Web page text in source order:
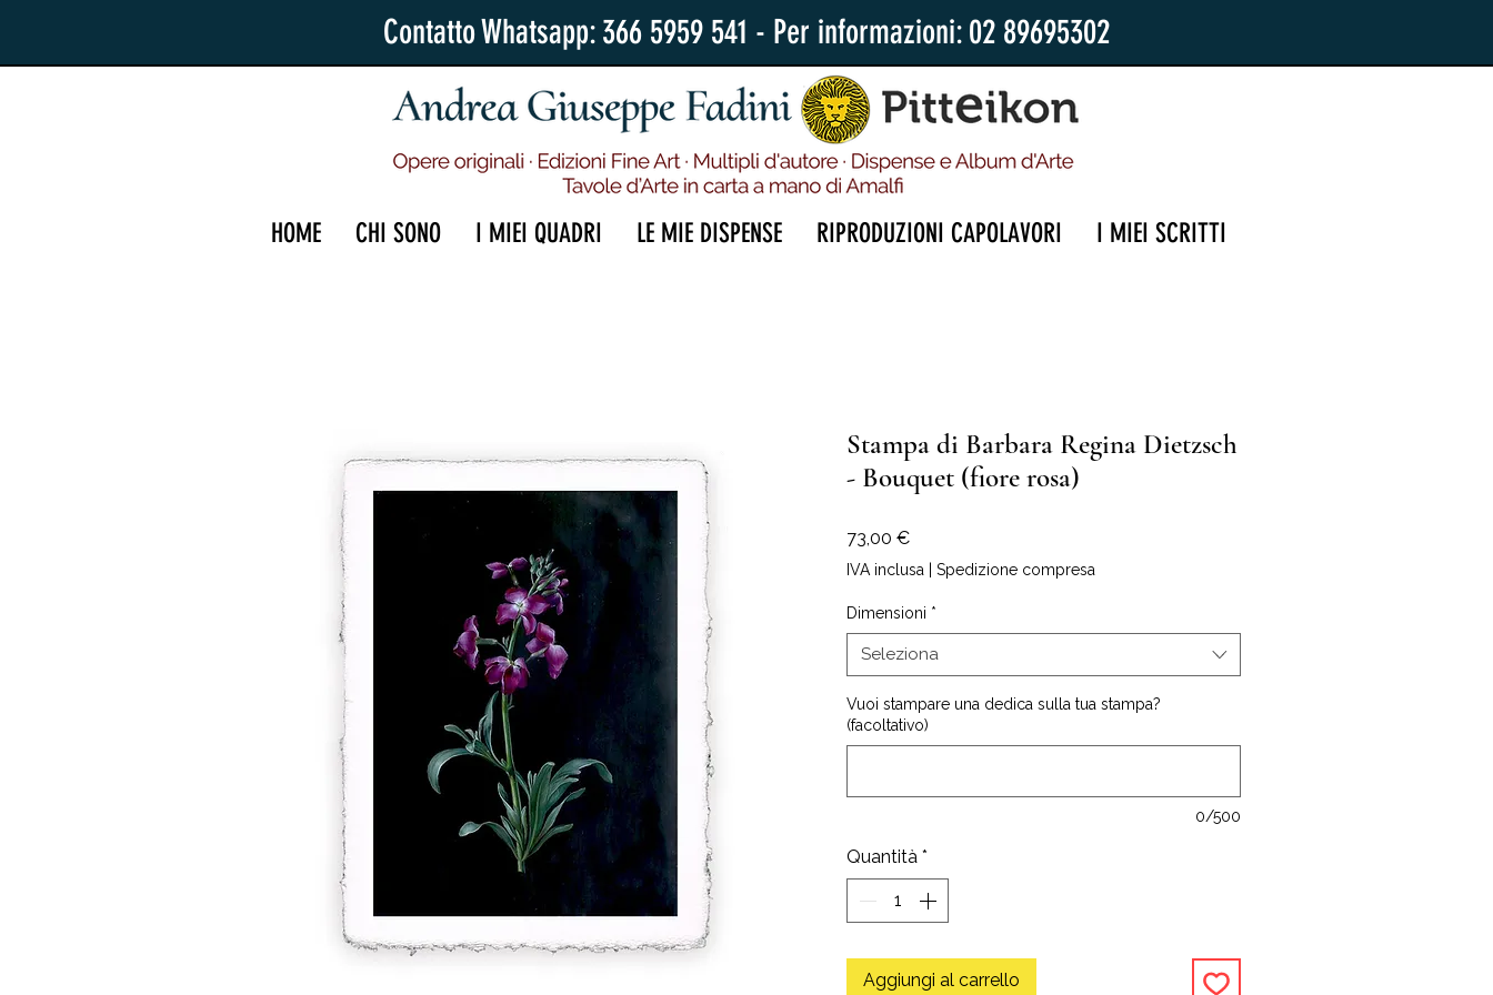
Contatto Whatsapp: 366 5959 541 - Per informazioni: 02 89695302
HOME CHI SONO I MIEI QUADRI LE MIE DISPENSE RIPRODUZIONI CAPOLAVORI I MIEI SCRITTI
Stampa di Barbara Regina Dietzsch
- Bouquet (fiore rosa)
73,00 €Prezzo
IVA inclusa Spedizione compresa
Dimensioni *
Seleziona
Vuoi stampare una dedica sulla tua stampa?
(facoltativo)
0/500
Quantità *
Aggiungi al carrello